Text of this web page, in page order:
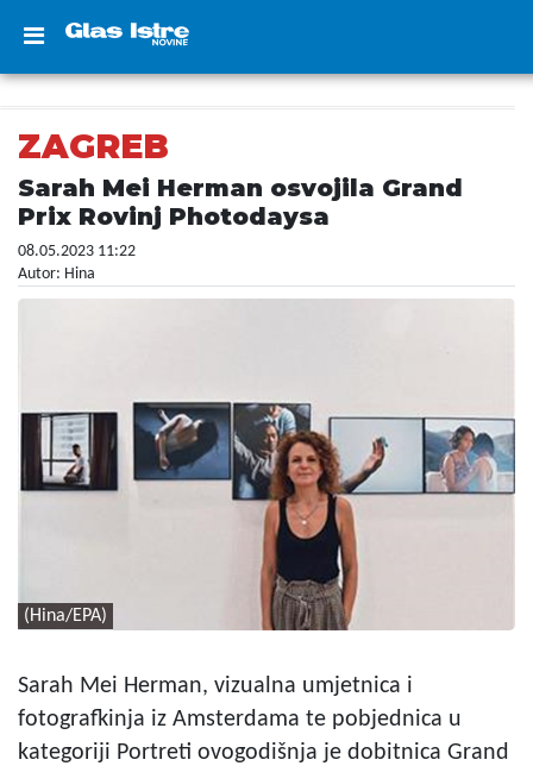
ZAGREB
Sarah Mei Herman osvojila Grand
Prix Rovinj Photodaysa
08.05.2023 11:22
Autor: Hina
(Hina/EPA)
Sarah Mei Herman, vizualna umjetnica i
fotografkinja iz Amsterdama te pobjednica u
kategoriji Portreti ovogodišnja je dobitnica Grand